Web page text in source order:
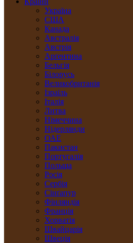
Україна
США
Канада
Австралія
Австрія
Арґентина
Бельгія
Білорусь
Великобританія
Ізраїль
Італія
Литва
Німеччина
Нідерлянди
ОАЕ
Пакистан
Португалія
Польща
Росія
Сербія
Сінґапур
Фінляндія
Франція
Хорватія
Швайцарія
Швеція